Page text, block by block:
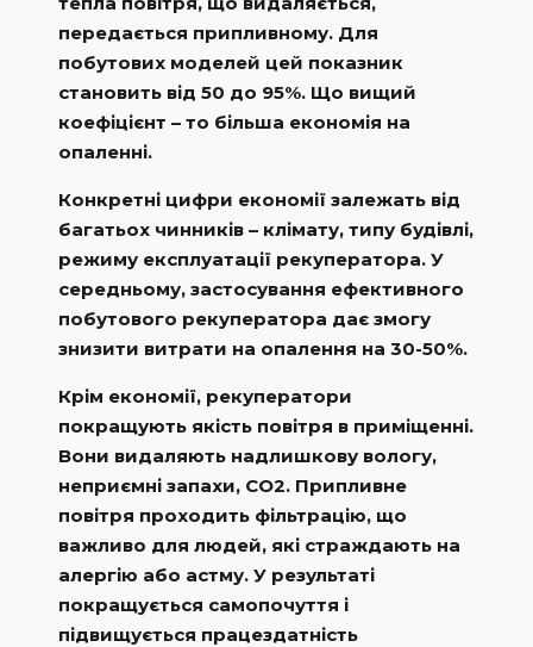
передається припливному. Для
побутових моделей цей показник
становить від 50 до 95%. Що вищий
коефіцієнт – то більша економія на
опаленні.
Конкретні цифри економії залежать від
багатьох чинників – клімату, типу будівлі,
режиму експлуатації рекуператора. У
середньому, застосування ефективного
побутового рекуператора дає змогу
знизити витрати на опалення на 30-50%.
Крім економії, рекуператори
покращують якість повітря в приміщенні.
Вони видаляють надлишкову вологу,
неприємні запахи, CO2. Припливне
повітря проходить фільтрацію, що
важливо для людей, які страждають на
алергію або астму. У результаті
покращується самопочуття і
підвищується працездатність